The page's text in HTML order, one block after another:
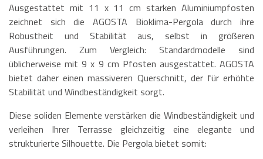
Ausgestattet mit 11 x 11 cm starken Aluminiumpfosten
zeichnet sich die AGOSTA Bioklima-Pergola durch ihre
Robustheit und Stabilität aus, selbst in größeren
Ausführungen. Zum Vergleich: Standardmodelle sind
üblicherweise mit 9 x 9 cm Pfosten ausgestattet. AGOSTA
bietet daher einen massiveren Querschnitt, der für erhöhte
Stabilität und Windbeständigkeit sorgt.
Diese soliden Elemente verstärken die Windbeständigkeit und
verleihen Ihrer Terrasse gleichzeitig eine elegante und
strukturierte Silhouette. Die Pergola bietet somit: